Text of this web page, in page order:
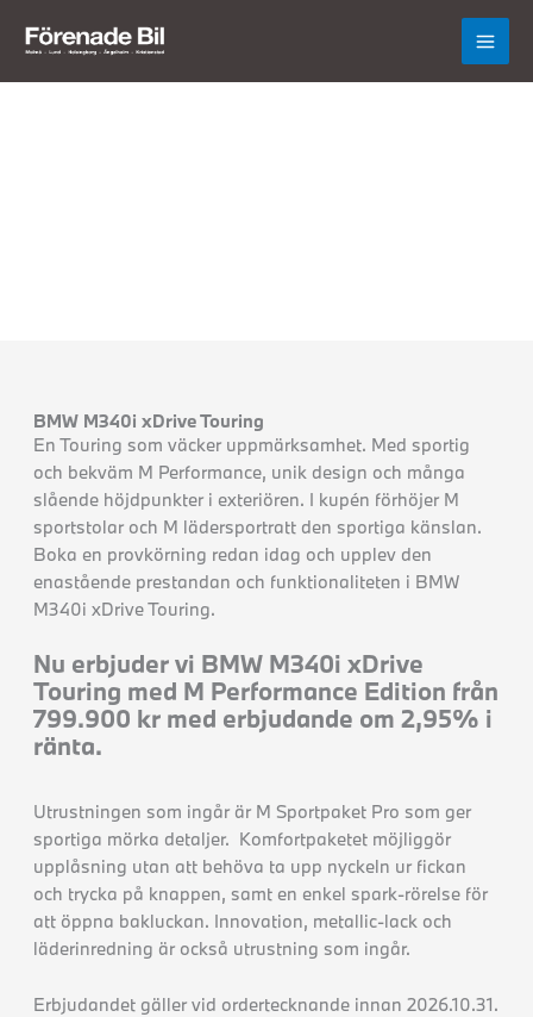
BMW M340i xDrive Touring
En Touring som väcker uppmärksamhet. Med sportig
och bekväm M Performance, unik design och många
slående höjdpunkter i exteriören. I kupén förhöjer M
sportstolar och M lädersportratt den sportiga känslan.
Boka en provkörning redan idag och upplev den
enastående prestandan och funktionaliteten i BMW
M340i xDrive Touring.
Nu erbjuder vi BMW M340i xDrive
Touring med M Performance Edition från
799.900 kr med erbjudande om 2,95% i
ränta.
Utrustningen som ingår är M Sportpaket Pro som ger
sportiga mörka detaljer. Komfortpaketet möjliggör
upplåsning utan att behöva ta upp nyckeln ur fickan
och trycka på knappen, samt en enkel spark-rörelse för
att öppna bakluckan. Innovation, metallic-lack och
läderinredning är också utrustning som ingår.
Erbjudandet gäller vid ordertecknande innan 2026.10.31.